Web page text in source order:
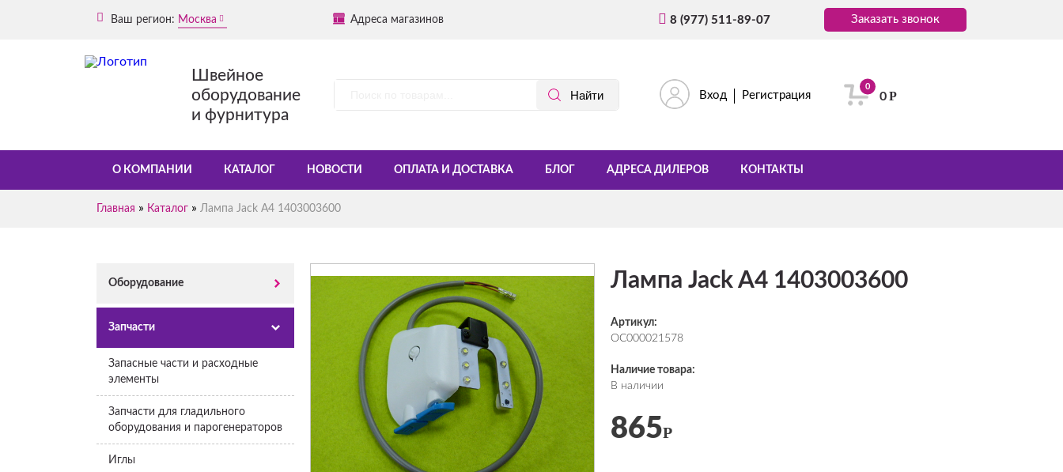
Ваш регион: Москва Адреса магазинов 8 (977) 511-89-07 Заказать звонок
Швейное
оборудование
и фурнитура
Вход Регистрация
0
0Р
О КОМПАНИИ КАТАЛОГ НОВОСТИ ОПЛАТА И ДОСТАВКА БЛОГ АДРЕСА ДИЛЕРОВ КОНТАКТЫ
Главная » Каталог » Лампа Jack A4 1403003600
Оборудование
Запчасти
Запасные части и расходные
элементы
Запчасти для гладильного
оборудования и парогенераторов
Иглы
Лампа Jack A4 1403003600
Артикул:
ОС000021578
Наличие товара:
В наличии
865Р